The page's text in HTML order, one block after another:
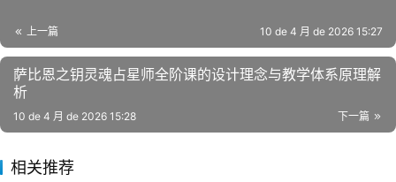
上一篇 10 de 4 月 de 2026 15:27
萨比恩之钥灵魂占星师全阶课的设计理念与教学体系原理解
析
下一篇
10 de 4 月 de 2026 15:28
相关推荐